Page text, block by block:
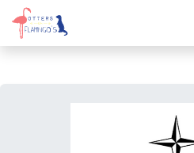
Overslaan naar inhoud